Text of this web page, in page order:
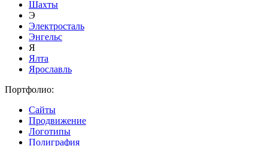
Шахты
Э
Электросталь
Энгельс
Я
Ялта
Ярославль
Портфолио:
Сайты
Продвижение
Логотипы
Полиграфия